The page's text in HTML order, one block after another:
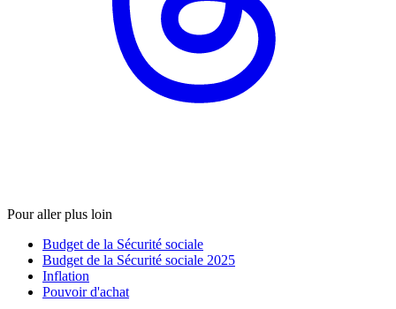
Pour aller plus loin
Budget de la Sécurité sociale
Budget de la Sécurité sociale 2025
Inflation
Pouvoir d'achat